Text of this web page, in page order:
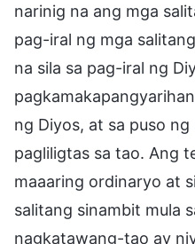
narinig na ang mga
pag-iral ng mga
na sila sa pag-iral ng
ng Diyos, at sa puso
pagliligtas sa tao. Ang
maaaring ordinaryo at
salitang sinambit mula
nagkatawang-tao ay